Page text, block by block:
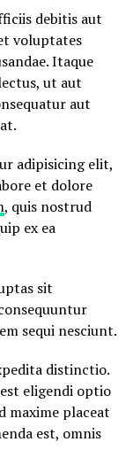
debitis aut
voluptates
Itaque
ut aut
aut
adipisicing elit,
et dolore
, quis nostrud
ex ea
sit
sequi nesciunt.
distinctio.
eligendi optio
maxime placeat
est, omnis